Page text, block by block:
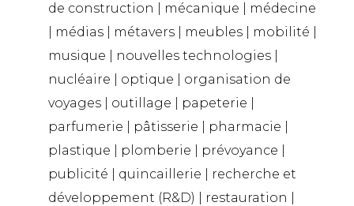
de construction | mécanique | médecine
| médias | métavers | meubles | mobilité |
musique | nouvelles technologies |
nucléaire | optique | organisation de
voyages | outillage | papeterie |
parfumerie | pâtisserie | pharmacie |
plastique | plomberie | prévoyance |
publicité | quincaillerie | recherche et
développement (R&D) | restauration |